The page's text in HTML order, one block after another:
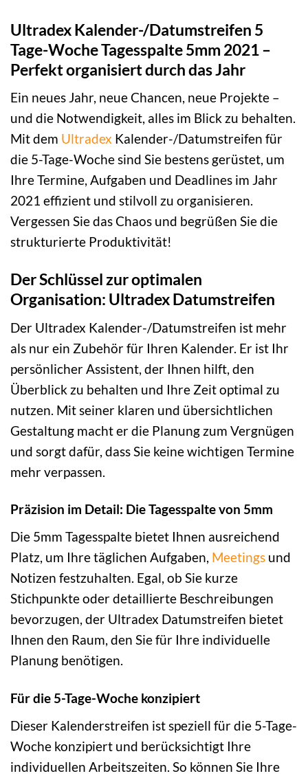
Ultradex Kalender-/Datumstreifen 5
Tage-Woche Tagesspalte 5mm 2021 –
Perfekt organisiert durch das Jahr
Ein neues Jahr, neue Chancen, neue Projekte –
und die Notwendigkeit, alles im Blick zu behalten.
Mit dem Ultradex Kalender-/Datumstreifen für
die 5-Tage-Woche sind Sie bestens gerüstet, um
Ihre Termine, Aufgaben und Deadlines im Jahr
2021 effizient und stilvoll zu organisieren.
Vergessen Sie das Chaos und begrüßen Sie die
strukturierte Produktivität!
Der Schlüssel zur optimalen
Organisation: Ultradex Datumstreifen
Der Ultradex Kalender-/Datumstreifen ist mehr
als nur ein Zubehör für Ihren Kalender. Er ist Ihr
persönlicher Assistent, der Ihnen hilft, den
Überblick zu behalten und Ihre Zeit optimal zu
nutzen. Mit seiner klaren und übersichtlichen
Gestaltung macht er die Planung zum Vergnügen
und sorgt dafür, dass Sie keine wichtigen Termine
mehr verpassen.
Präzision im Detail: Die Tagesspalte von 5mm
Die 5mm Tagesspalte bietet Ihnen ausreichend
Platz, um Ihre täglichen Aufgaben, Meetings und
Notizen festzuhalten. Egal, ob Sie kurze
Stichpunkte oder detaillierte Beschreibungen
bevorzugen, der Ultradex Datumstreifen bietet
Ihnen den Raum, den Sie für Ihre individuelle
Planung benötigen.
Für die 5-Tage-Woche konzipiert
Dieser Kalenderstreifen ist speziell für die 5-Tage-
Woche konzipiert und berücksichtigt Ihre
individuellen Arbeitszeiten. So können Sie Ihre